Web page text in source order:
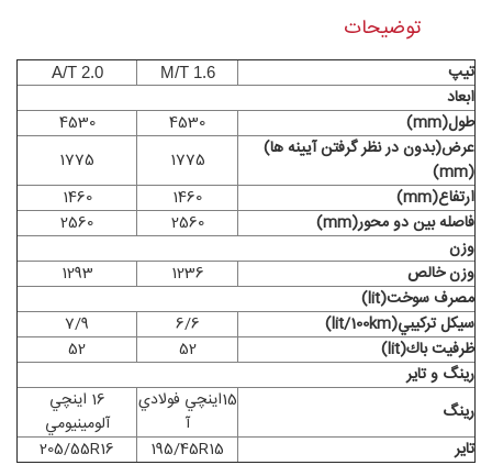
توضیحات
تيپ M/T 1.6
A/T 2.0
ابعاد
طول(mm)
4530
4530
عرض(بدون در نظر گرفتن آيينه ها)
(mm)
1775
1775
ارتفاع(mm)
1460
1460
فاصله بين دو محور(mm)
2560
2560
وزن
وزن خالص
1236
1293
مصرف سوخت(lit)
سيكل تركيبي(lit/100km)
6/6
7/9
ظرفيت باك(lit)
52
52
رينگ و تاير
رينگ
15اينچي فولادي
آ
16 اينچي
آلومينيومي
تاير
195/45R15
205/55R16